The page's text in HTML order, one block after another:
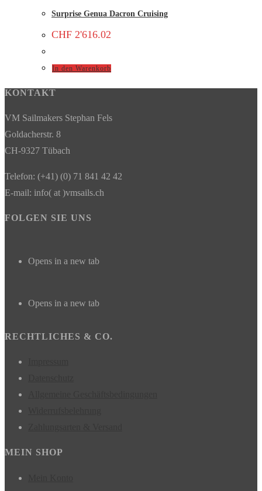
Surprise Genua Dacron Cruising
CHF 2'616.02
In den Warenkorb
KONTAKT
VM Sailmakers Stephan Fels
Goldacherstr. 8
CH-9327 Tübach
Telefon: (+41) (0) 71 841 42 42
E-mail: info( at )vmsails.ch
FOLGEN SIE UNS
Opens in a new tab
Opens in a new tab
RECHTLICHES & CO.
MEIN SHOP